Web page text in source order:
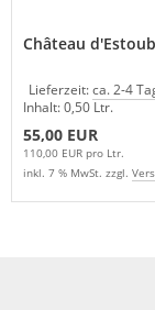
Château
Lieferzeit:ca. 2-4
Inhalt: 0,50 Ltr.
55,00 EUR
110,00 EUR pro Ltr.
inkl. 7 % MwSt. zzgl.